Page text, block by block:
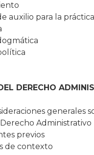
auxilio para la
DERECHO
generales
Administrativo
previos
de contexto